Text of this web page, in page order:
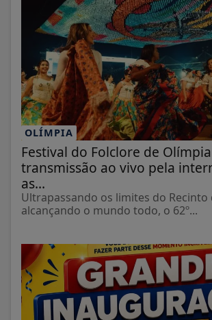
OLÍMPIA
Festival do Folclore de
transmissão ao vivo pela
as...
Ultrapassando os limites do Recinto
alcançando o mundo todo, o 62º...